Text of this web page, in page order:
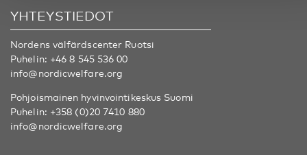
YHTEYSTIEDOT
Nordens välfärdscenter Ruotsi
Puhelin: +46 8 545 536 00
info@nordicwelfare.org
Pohjoismainen hyvinvointikeskus Suomi
Puhelin: +358 (0)20 7410 880
info@nordicwelfare.org